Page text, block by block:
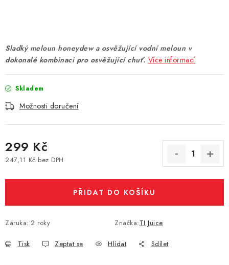
ZNAČKY
Vše o nákupu Jak reklamovat či vrátit zboží
Recenze
Sladký meloun honeydew a osvěžující vodní meloun v
dokonalé kombinaci pro osvěžující chuť. Více informací
Skladem
Možnosti doručení
299 Kč
247,11 Kč bez DPH
PŘIDAT DO KOŠÍKU
Záruka: 2 roky Značka:TI Juice
Tisk Zeptat se Hlídat Sdílet